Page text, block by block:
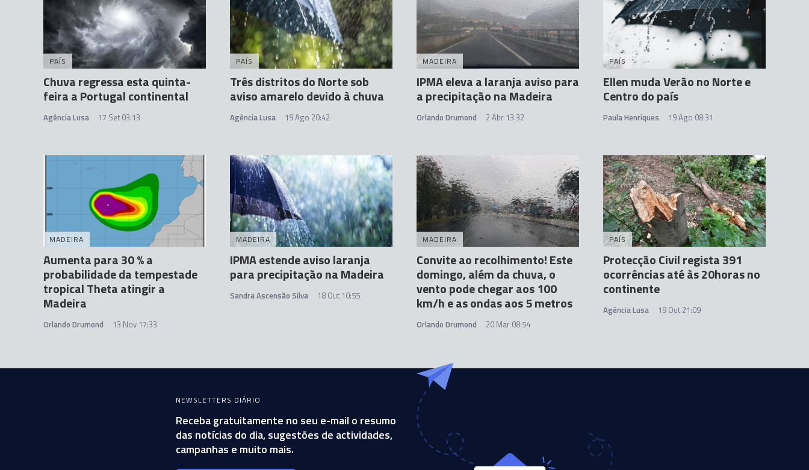
PAÍS
Chuva regressa esta quinta-
feira a Portugal continental
Agência Lusa 17 Set 03:13
PAÍS
Três distritos do Norte sob
aviso amarelo devido à chuva
Agência Lusa 19 Ago 20:42
MADEIRA
IPMA eleva a laranja aviso para
a precipitação na Madeira
Orlando Drumond 2 Abr 13:32
PAÍS
Ellen muda Verão no Norte e
Centro do país
Paula Henriques 19 Ago 08:31
MADEIRA
Aumenta para 30 % a
probabilidade da tempestade
tropical Theta atingir a
Madeira
Orlando Drumond 13 Nov 17:33
MADEIRA
IPMA estende aviso laranja
para precipitação na Madeira
Sandra Ascensão Silva 18 Out 10:55
MADEIRA
Convite ao recolhimento! Este
domingo, além da chuva, o
vento pode chegar aos 100
km/h e as ondas aos 5 metros
Orlando Drumond 20 Mar 08:54
PAÍS
Protecção Civil regista 391
ocorrências até às 20horas no
continente
Agência Lusa 19 Out 21:09
NEWSLETTERS DIÁRIO
Receba gratuitamente no seu e-mail o resumo
das notícias do dia, sugestões de actividades,
campanhas e muito mais.